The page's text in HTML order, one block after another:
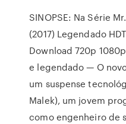
SINOPSE: Na Série
(2017) Legendado
Download 720p
e legendado — O
um suspense
Malek), um jovem
como engenheiro de